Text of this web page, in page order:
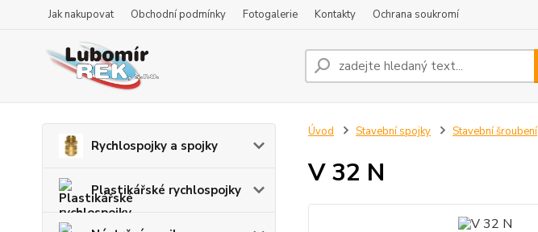
Jak nakupovat Obchodní podmínky Fotogalerie Kontakty Ochrana soukromí
Rychlospojky a spojky
Plastikářské rychlospojky
Úvod Stavební spojky Stavební šroubení
V 32 N